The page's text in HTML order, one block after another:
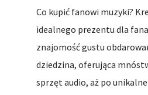
Co kupić fanowi muzyki?
idealnego prezentu dla
znajomość gustu
dziedzina, oferująca
sprzęt audio, aż po